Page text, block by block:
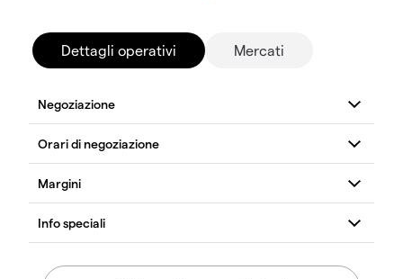
Dettagli operativi Mercati